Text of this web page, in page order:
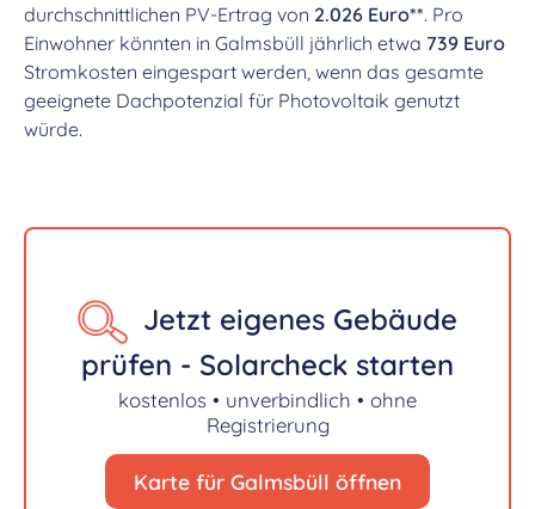
durchschnittlichen PV-Ertrag von 2.026 Euro**. Pro
Einwohner könnten in Galmsbüll jährlich etwa 739 Euro
Stromkosten eingespart werden, wenn das gesamte
geeignete Dachpotenzial für Photovoltaik genutzt
würde.
Jetzt eigenes Gebäude
prüfen - Solarcheck starten
kostenlos • unverbindlich • ohne
Registrierung
Karte für Galmsbüll öffnen